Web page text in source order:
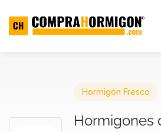
Hormigón Fresco
Hormigones